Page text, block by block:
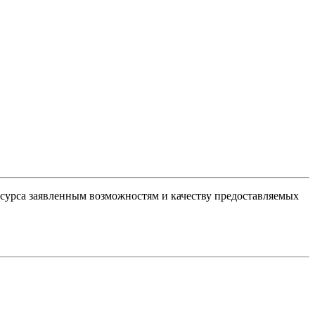
заявленным возможностям и качеству предоставляемых